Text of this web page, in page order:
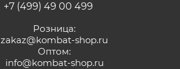
+7 (499) 49 00 499
Розница:
zakaz@kombat-shop.ru
Оптом:
info@kombat-shop.ru